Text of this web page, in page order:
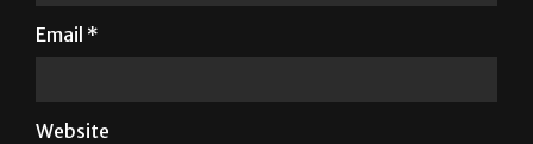
Email *
Website